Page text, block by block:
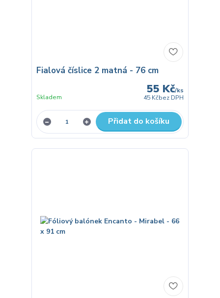
Fialová číslice 2 matná - 76 cm
55 Kč/ks
45 Kčbez DPH
Skladem
Přidat do košíku